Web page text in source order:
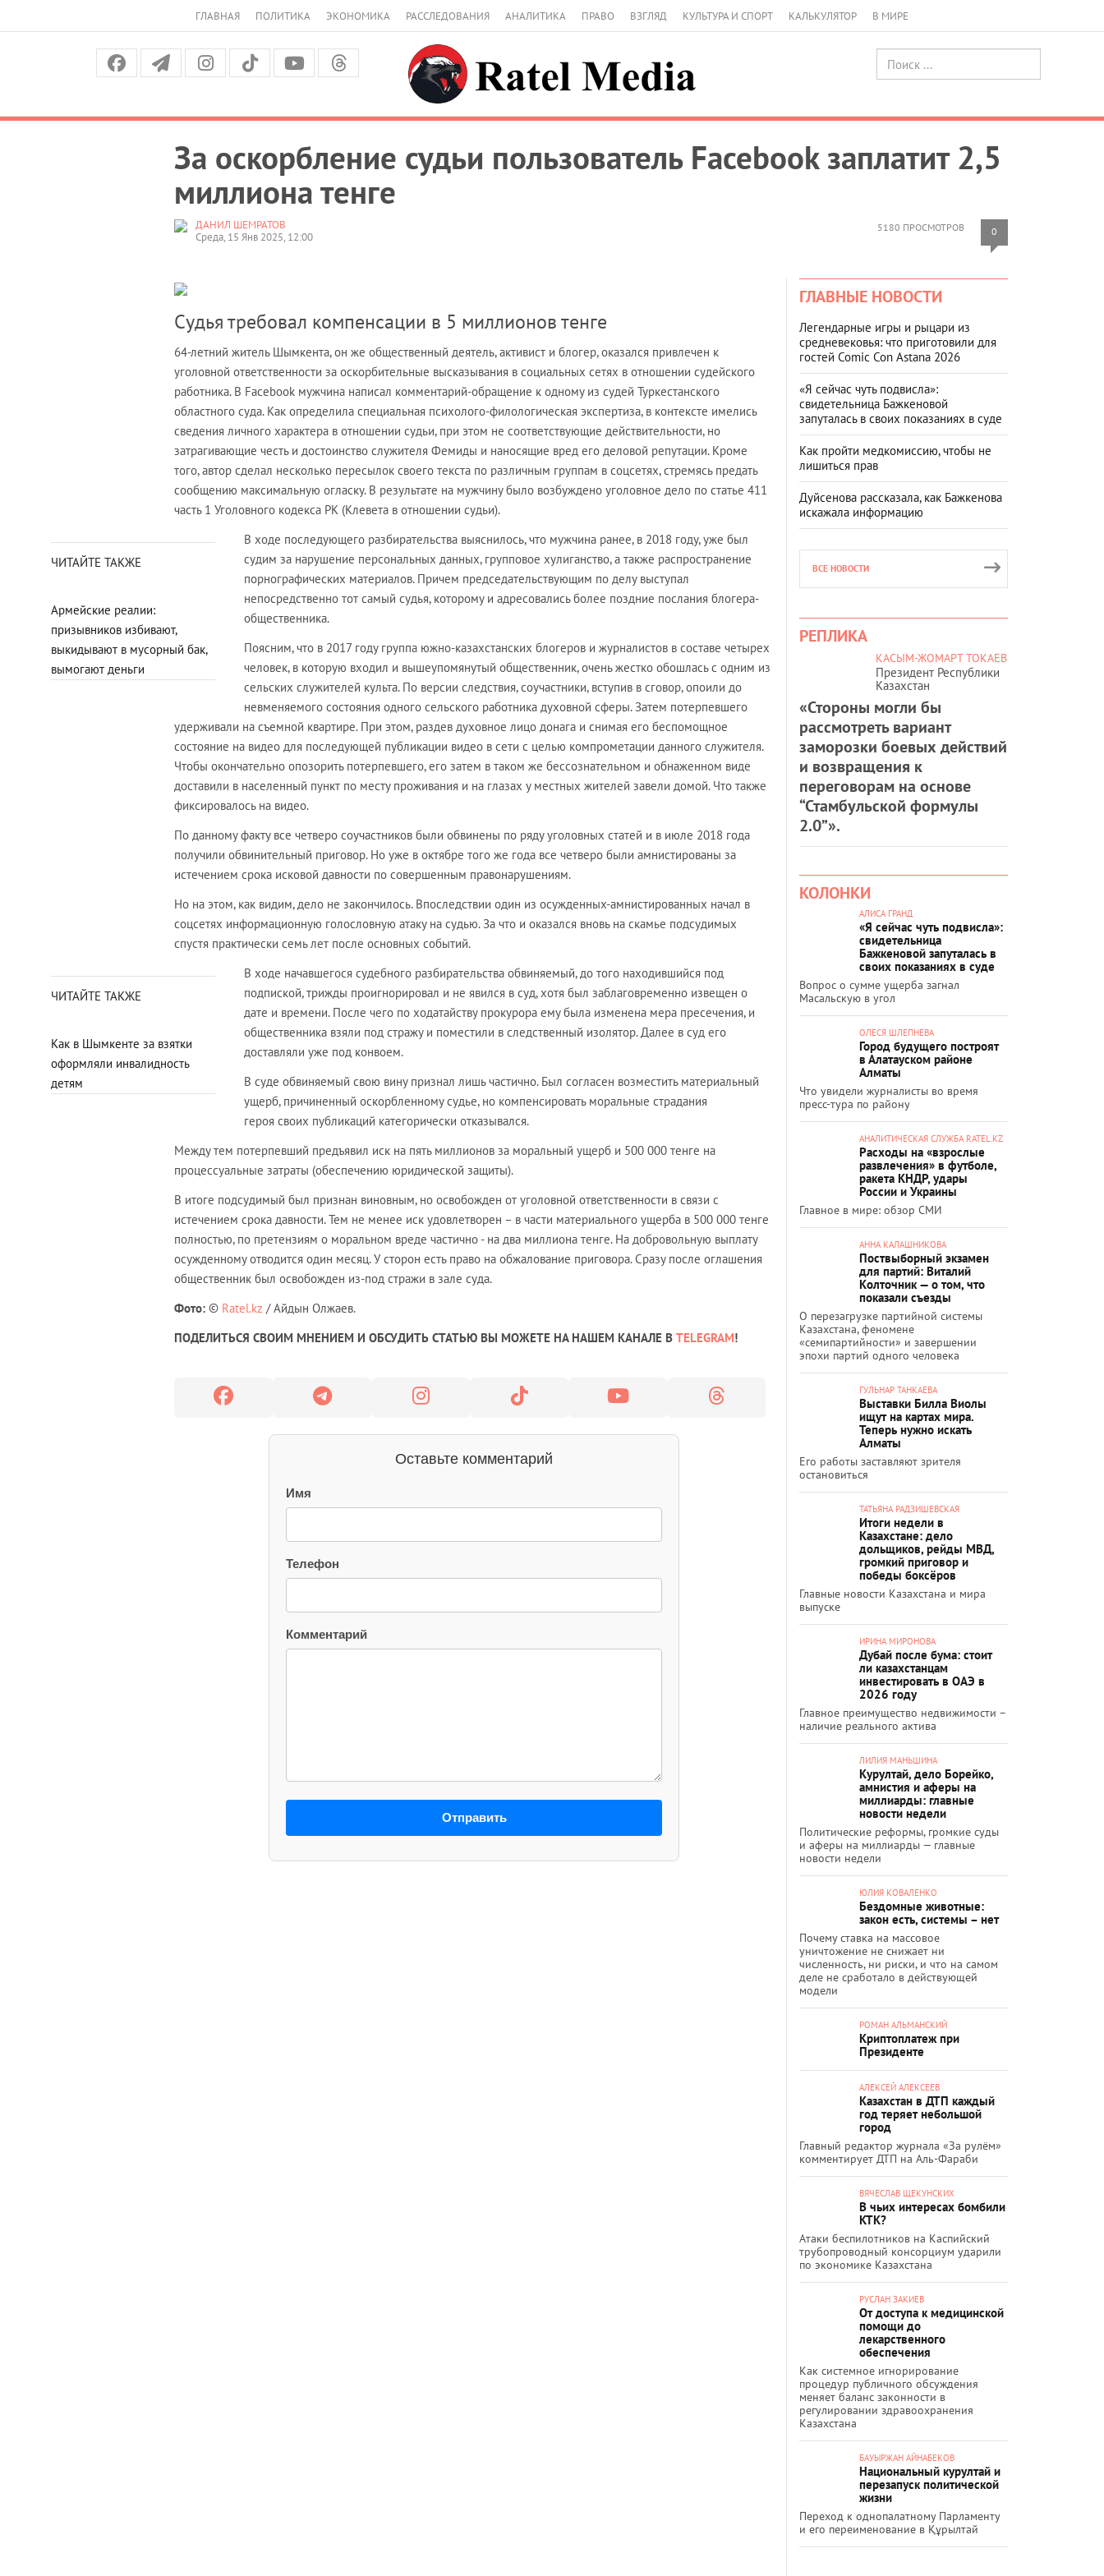
ГЛАВНАЯ ПОЛИТИКА ЭКОНОМИКА РАССЛЕДОВАНИЯ АНАЛИТИКА ПРАВО ВЗГЛЯД КУЛЬТУРА И СПОРТ КАЛЬКУЛЯТОР В МИРЕ
За оскорбление судьи пользователь Facebook заплатит 2,5
миллиона тенге
5180 ПРОСМОТРОВ 0
ДАНИЛ ШЕМРАТОВ
Среда, 15 Янв 2025, 12:00
Судья требовал компенсации в 5 миллионов тенге
64-летний житель Шымкента, он же общественный деятель, активист и блогер, оказался привлечен к
уголовной ответственности за оскорбительные высказывания в социальных сетях в отношении судейского
работника. В Facebook мужчина написал комментарий-обращение к одному из судей Туркестанского
областного суда. Как определила специальная психолого-филологическая экспертиза, в контексте имелись
сведения личного характера в отношении судьи, при этом не соответствующие действительности, но
затрагивающие честь и достоинство служителя Фемиды и наносящие вред его деловой репутации. Кроме
того, автор сделал несколько пересылок своего текста по различным группам в соцсетях, стремясь предать
сообщению максимальную огласку. В результате на мужчину было возбуждено уголовное дело по статье 411
часть 1 Уголовного кодекса РК (Клевета в отношении судьи).
ЧИТАЙТЕ ТАКЖЕ
Армейские реалии:
призывников избивают,
выкидывают в мусорный бак,
вымогают деньги
В ходе последующего разбирательства выяснилось, что мужчина ранее, в 2018 году, уже был
судим за нарушение персональных данных, групповое хулиганство, а также распространение
порнографических материалов. Причем председательствующим по делу выступал
непосредственно тот самый судья, которому и адресовались более поздние послания блогера-
общественника.
Поясним, что в 2017 году группа южно-казахстанских блогеров и журналистов в составе четырех
человек, в которую входил и вышеупомянутый общественник, очень жестко обошлась с одним из
сельских служителей культа. По версии следствия, соучастники, вступив в сговор, опоили до
невменяемого состояния одного сельского работника духовной сферы. Затем потерпевшего
удерживали на съемной квартире. При этом, раздев духовное лицо донага и снимая его беспомощное
состояние на видео для последующей публикации видео в сети с целью компрометации данного служителя.
Чтобы окончательно опозорить потерпевшего, его затем в таком же бессознательном и обнаженном виде
доставили в населенный пункт по месту проживания и на глазах у местных жителей завели домой. Что также
фиксировалось на видео.
По данному факту все четверо соучастников были обвинены по ряду уголовных статей и в июле 2018 года
получили обвинительный приговор. Но уже в октябре того же года все четверо были амнистированы за
истечением срока исковой давности по совершенным правонарушениям.
Но на этом, как видим, дело не закончилось. Впоследствии один из осужденных-амнистированных начал в
соцсетях информационную голословную атаку на судью. За что и оказался вновь на скамье подсудимых
спустя практически семь лет после основных событий.
ЧИТАЙТЕ ТАКЖЕ
Как в Шымкенте за взятки
оформляли инвалидность
детям
В ходе начавшегося судебного разбирательства обвиняемый, до того находившийся под
подпиской, трижды проигнорировал и не явился в суд, хотя был заблаговременно извещен о
дате и времени. После чего по ходатайству прокурора ему была изменена мера пресечения, и
общественника взяли под стражу и поместили в следственный изолятор. Далее в суд его
доставляли уже под конвоем.
В суде обвиняемый свою вину признал лишь частично. Был согласен возместить материальный
ущерб, причиненный оскорбленному судье, но компенсировать моральные страдания
героя своих публикаций категорически отказывался.
Между тем потерпевший предъявил иск на пять миллионов за моральный ущерб и 500 000 тенге на
процессуальные затраты (обеспечению юридической защиты).
В итоге подсудимый был признан виновным, но освобожден от уголовной ответственности в связи с
истечением срока давности. Тем не менее иск удовлетворен – в части материального ущерба в 500 000 тенге
полностью, по претензиям о моральном вреде частично - на два миллиона тенге. На добровольную выплату
осужденному отводится один месяц. У сторон есть право на обжалование приговора. Сразу после оглашения
общественник был освобожден из-под стражи в зале суда.
Фото: © Ratel.kz / Айдын Олжаев.
ПОДЕЛИТЬСЯ СВОИМ МНЕНИЕМ И ОБСУДИТЬ СТАТЬЮ ВЫ МОЖЕТЕ НА НАШЕМ КАНАЛЕ В TELEGRAM!
Оставьте комментарий
Имя
Телефон
Комментарий
Отправить
ГЛАВНЫЕ НОВОСТИ
Легендарные игры и рыцари из
средневековья: что приготовили для
гостей Comic Con Astana 2026
«Я сейчас чуть подвисла»:
свидетельница Бажкеновой
запуталась в своих показаниях в суде
Как пройти медкомиссию, чтобы не
лишиться прав
Дуйсенова рассказала, как Бажкенова
искажала информацию
ВСЕ НОВОСТИ
РЕПЛИКА
КАСЫМ-ЖОМАРТ ТОКАЕВ
Президент Республики
Казахстан
«Стороны могли бы
рассмотреть вариант
заморозки боевых действий
и возвращения к
переговорам на основе
“Стамбульской формулы
2.0”».
КОЛОНКИ
АЛИСА ГРАНД
«Я сейчас чуть подвисла»:
свидетельница
Бажкеновой запуталась в
своих показаниях в суде
Вопрос о сумме ущерба загнал
Масальскую в угол
ОЛЕСЯ ШЛЕПНЕВА
Город будущего построят
в Алатауском районе
Алматы
Что увидели журналисты во время
пресс-тура по району
АНАЛИТИЧЕСКАЯ СЛУЖБА RATEL.KZ
Расходы на «взрослые
развлечения» в футболе,
ракета КНДР, удары
России и Украины
Главное в мире: обзор СМИ
АННА КАЛАШНИКОВА
Поствыборный экзамен
для партий: Виталий
Колточник — о том, что
показали съезды
О перезагрузке партийной системы
Казахстана, феномене
«семипартийности» и завершении
эпохи партий одного человека
ГУЛЬНАР ТАНКАЕВА
Выставки Билла Виолы
ищут на картах мира.
Теперь нужно искать
Алматы
Его работы заставляют зрителя
остановиться
ТАТЬЯНА РАДЗИШЕВСКАЯ
Итоги недели в
Казахстане: дело
дольщиков, рейды МВД,
громкий приговор и
победы боксёров
Главные новости Казахстана и мира
выпуске
ИРИНА МИРОНОВА
Дубай после бума: стоит
ли казахстанцам
инвестировать в ОАЭ в
2026 году
Главное преимущество недвижимости –
наличие реального актива
ЛИЛИЯ МАНЬШИНА
Курултай, дело Борейко,
амнистия и аферы на
миллиарды: главные
новости недели
Политические реформы, громкие суды
и аферы на миллиарды — главные
новости недели
ЮЛИЯ КОВАЛЕНКО
Бездомные животные:
закон есть, системы – нет
Почему ставка на массовое
уничтожение не снижает ни
численность, ни риски, и что на самом
деле не сработало в действующей
модели
РОМАН АЛЬМАНСКИЙ
Криптоплатеж при
Президенте
АЛЕКСЕЙ АЛЕКСЕЕВ
Казахстан в ДТП каждый
год теряет небольшой
город
Главный редактор журнала «За рулём»
комментирует ДТП на Аль-Фараби
ВЯЧЕСЛАВ ЩЕКУНСКИХ
В чьих интересах бомбили
КТК?
Атаки беспилотников на Каспийский
трубопроводный консорциум ударили
по экономике Казахстана
РУСЛАН ЗАКИЕВ
От доступа к медицинской
помощи до
лекарственного
обеспечения
Как системное игнорирование
процедур публичного обсуждения
меняет баланс законности в
регулировании здравоохранения
Казахстана
БАУЫРЖАН АЙНАБЕКОВ
Национальный курултай и
перезапуск политической
жизни
Переход к однопалатному Парламенту
и его переименование в Құрылтай